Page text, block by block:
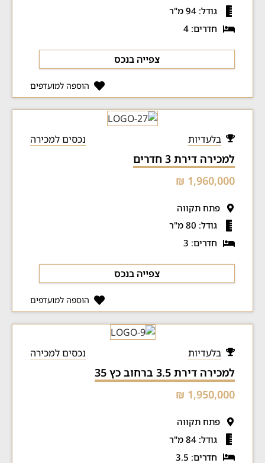
גודל: 94 מ"ר
חדרים: 4
צפייה בנכס
הוספה למועדפים
בלעדיות נכסים למכירה
למכירה דירת 3 חדרים
1,960,000 ₪
פתח תקווה
גודל: 80 מ"ר
חדרים: 3
צפייה בנכס
הוספה למועדפים
בלעדיות נכסים למכירה
למכירה דירת 3.5 ברחוב כץ 35
1,950,000 ₪
פתח תקווה
גודל: 84 מ"ר
חדרים: 3.5